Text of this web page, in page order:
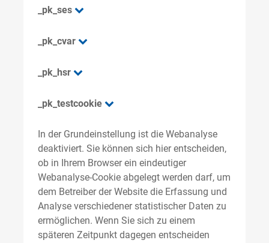
_pk_ses
_pk_cvar
_pk_hsr
_pk_testcookie
In der Grundeinstellung ist die Webanalyse
deaktiviert. Sie können sich hier entscheiden,
ob in Ihrem Browser ein eindeutiger
Webanalyse-Cookie abgelegt werden darf, um
dem Betreiber der Website die Erfassung und
Analyse verschiedener statistischer Daten zu
ermöglichen. Wenn Sie sich zu einem
späteren Zeitpunkt dagegen entscheiden